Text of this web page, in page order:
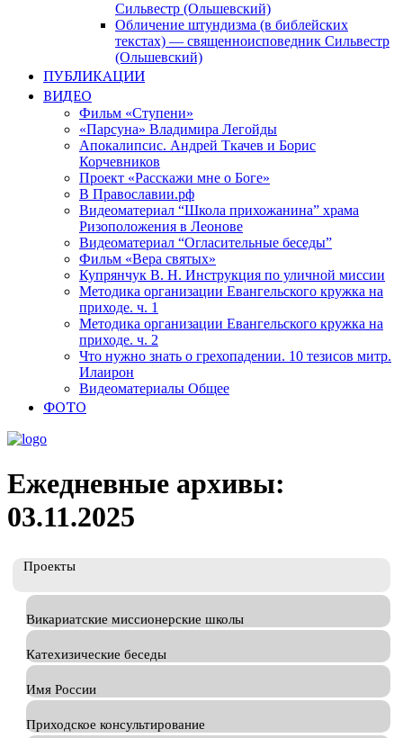
Сильвестр (Ольшевский)
Обличение штундизма (в библейских
текстах) — священноисповедник Сильвестр
(Ольшевский)
ПУБЛИКАЦИИ
ВИДЕО
Фильм «Ступени»
«Парсуна» Владимира Легойды
Апокалипсис. Андрей Ткачев и Борис
Корчевников
Проект «Расскажи мне о Боге»
В Православии.рф
Видеоматериал “Школа прихожанина” храма
Ризоположения в Леонове
Видеоматериал “Огласительные беседы”
Фильм «Вера святых»
Купрянчук В. Н. Инструкция по уличной миссии
Методика организации Евангельского кружка на
приходе. ч. 1
Методика организации Евангельского кружка на
приходе. ч. 2
Что нужно знать о грехопадении. 10 тезисов митр.
Илаирон
Видеоматериалы Общее
ФОТО
Ежедневные архивы:
03.11.2025
Проекты
Викариатские миссионерские школы
Катехизические беседы
Имя России
Приходское консультирование